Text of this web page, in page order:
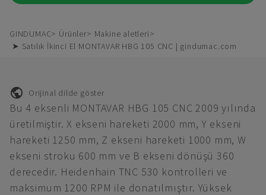
GINDUMAC Ürünler
Makine aletleri
➤ Satılık İkinci El MONTAVAR HBG 105 CNC | gindumac.com
Orijinal dilde göster
Bu 4 eksenli MONTAVAR HBG 105 CNC 2009 yılında
üretilmiştir. X ekseni hareketi 2000 mm, Y ekseni
hareketi 1250 mm, Z ekseni hareketi 1000 mm, W
ekseni stroku 600 mm ve B ekseni dönüşü 360
derecedir. Heidenhain TNC 530 kontrolleri ve
maksimum 1200 RPM ile donatılmıştır. Yüksek